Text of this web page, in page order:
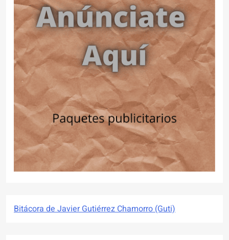
Bitácora de Javier Gutiérrez Chamorro (Guti)